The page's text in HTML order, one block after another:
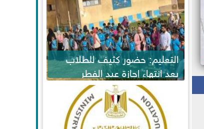
التعليم: حضور كثيف للطلاب
بعد انتهاء إجازة عيد الفطر
لاستكمال المناهج